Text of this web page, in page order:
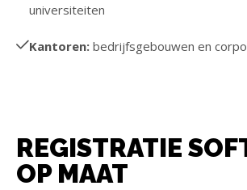
universiteiten
Kantoren: bedrijfsgebouwen en
REGISTRATIE
OP MAAT